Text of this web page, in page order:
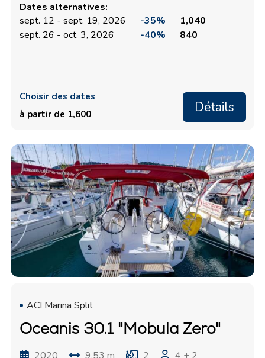
Dates alternatives:
sept. 12 - sept. 19, 2026
-35%
1,040
sept. 26 - oct. 3, 2026
-40% 840
Choisir des dates
à partir de 1,600
Détails
ACI Marina Split
Oceanis 30.1 "Mobula Zero"